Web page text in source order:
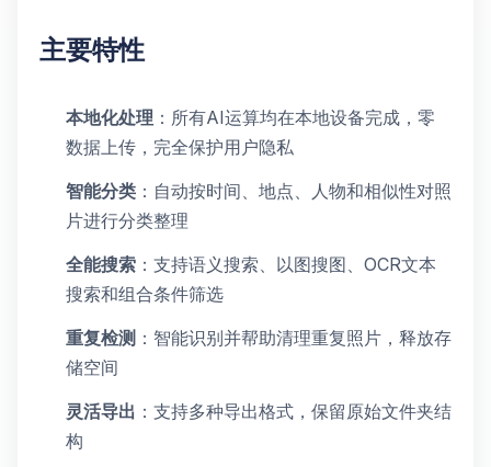
主要特性
本地化处理 ：所有AI运算均在本地设备完成，零
数据上传，完全保护用户隐私
智能分类 ：自动按时间、地点、人物和相似性对照
片进行分类整理
全能搜索 ：支持语义搜索、以图搜图、OCR文本
搜索和组合条件筛选
重复检测 ：智能识别并帮助清理重复照片，释放存
储空间
灵活导出 ：支持多种导出格式，保留原始文件夹结
构